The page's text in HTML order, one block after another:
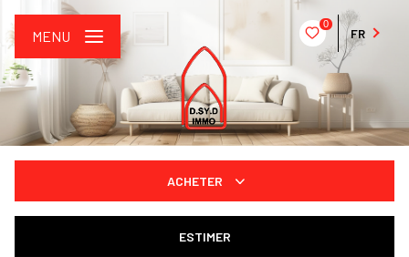
0
FR
MENU
ACHETER
ESTIMER